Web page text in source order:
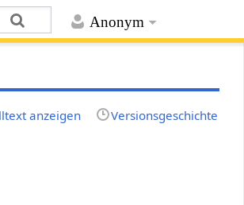
Anonym
anzeigen Versionsgeschichte